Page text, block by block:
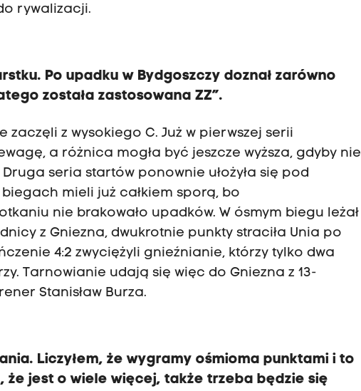
rywalizacji.
Po upadku w Bydgoszczy doznał zarówno
została zastosowana ZZ”.
zaczęli z wysokiego C. Już w pierwszej serii
a różnica mogła być jeszcze wyższa, gdyby nie
seria startów ponownie ułożyła się pod
mieli już całkiem sporą, bo
nie brakowało upadków. W ósmym biegu leżał
z Gniezna, dwukrotnie punkty straciła Unia po
4:2 zwyciężyli gnieźnianie, którzy tylko dwa
Tarnowianie udają się więc do Gniezna z 13-
Stanisław Burza.
Liczyłem, że wygramy ośmioma punktami i to
że jest o wiele więcej, także trzeba będzie się